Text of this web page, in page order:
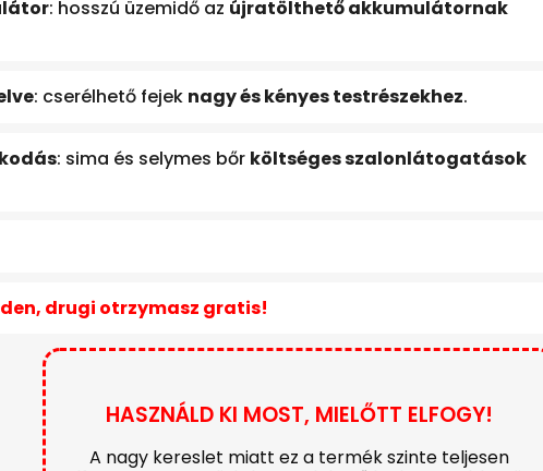
: hosszú üzemidő az újratölthető akkumulátornak
: cserélhető fejek nagy és kényes testrészekhez.
: sima és selymes bőr költséges szalonlátogatások
drugi otrzymasz gratis!
HASZNÁLD KI MOST, MIELŐTT ELFOGY!
A nagy kereslet miatt ez a termék szinte teljesen